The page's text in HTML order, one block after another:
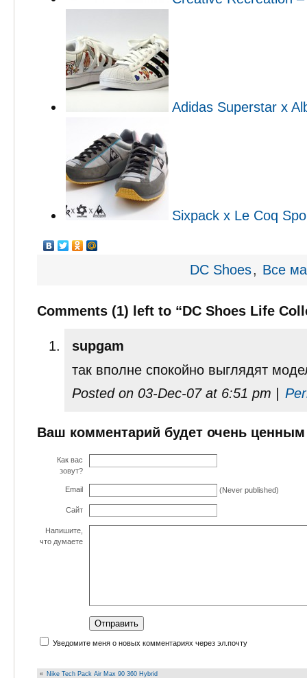
Adidas Superstar x
Sixpack x Le Coq
DC Shoes, Все
Comments (1) left to “DC Shoes Life
supgam
так вполне спокойно выглядят
Posted on 03-Dec-07 at 6:51 pm |
Ваш комментарий будет очень ценным
Как вас
зовут?
Email (Never published)
Сайт
Напишите,
что думаете
Уведомите меня о новых комментариях через эл.почту
« Nike Tech Pack Air Max 90 360 Hybrid